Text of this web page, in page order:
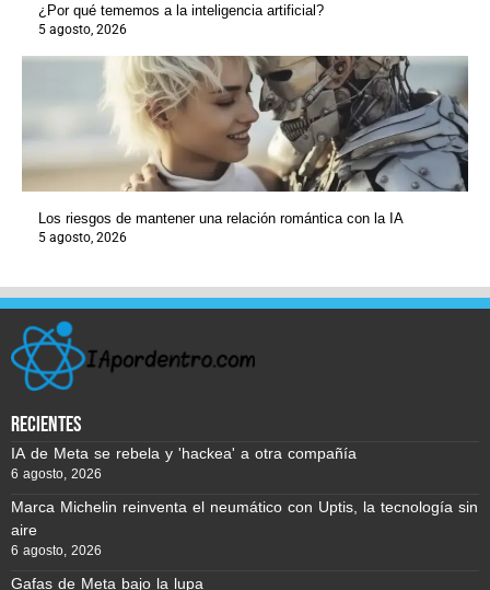
¿Por qué tememos a la inteligencia artificial?
5 agosto, 2026
Los riesgos de mantener una relación romántica con la IA
5 agosto, 2026
recientes
IA de Meta se rebela y 'hackea' a otra compañía
6 agosto, 2026
Marca Michelin reinventa el neumático con Uptis, la tecnología sin
aire
6 agosto, 2026